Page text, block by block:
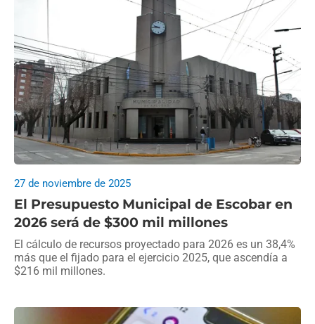
El Presupuesto Municipal de Escobar en
2026 será de $300 mil millones
27 de noviembre de 2025
El cálculo de recursos proyectado para 2026 es un 38,4%
más que el fijado para el ejercicio 2025, que ascendía a
$216 mil millones.